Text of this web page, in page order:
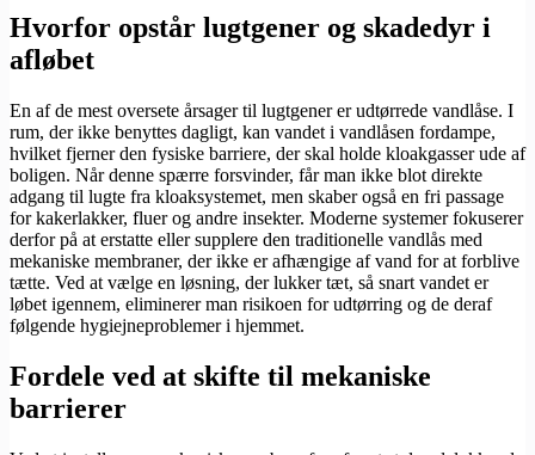
Hvorfor opstår lugtgener og skadedyr i
afløbet
En af de mest oversete årsager til lugtgener er udtørrede vandlåse. I
rum, der ikke benyttes dagligt, kan vandet i vandlåsen fordampe,
hvilket fjerner den fysiske barriere, der skal holde kloakgasser ude af
boligen. Når denne spærre forsvinder, får man ikke blot direkte
adgang til lugte fra kloaksystemet, men skaber også en fri passage
for kakerlakker, fluer og andre insekter. Moderne systemer fokuserer
derfor på at erstatte eller supplere den traditionelle vandlås med
mekaniske membraner, der ikke er afhængige af vand for at forblive
tætte. Ved at vælge en løsning, der lukker tæt, så snart vandet er
løbet igennem, eliminerer man risikoen for udtørring og de deraf
følgende hygiejneproblemer i hjemmet.
Fordele ved at skifte til mekaniske
barrierer